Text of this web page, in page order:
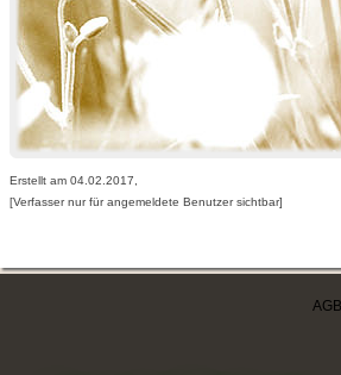
Erstellt am 04.02.2017,
[Verfasser nur für angemeldete Benutzer sichtbar]
AGB